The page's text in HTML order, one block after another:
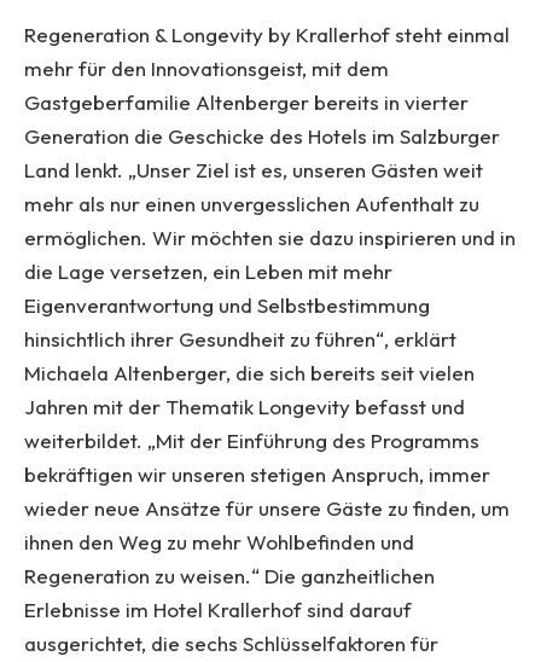
Regeneration & Longevity by Krallerhof steht einmal
mehr für den Innovationsgeist, mit dem
Gastgeberfamilie Altenberger bereits in vierter
Generation die Geschicke des Hotels im Salzburger
Land lenkt. „Unser Ziel ist es, unseren Gästen weit
mehr als nur einen unvergesslichen Aufenthalt zu
ermöglichen. Wir möchten sie dazu inspirieren und in
die Lage versetzen, ein Leben mit mehr
Eigenverantwortung und Selbstbestimmung
hinsichtlich ihrer Gesundheit zu führen“, erklärt
Michaela Altenberger, die sich bereits seit vielen
Jahren mit der Thematik Longevity befasst und
weiterbildet. „Mit der Einführung des Programms
bekräftigen wir unseren stetigen Anspruch, immer
wieder neue Ansätze für unsere Gäste zu finden, um
ihnen den Weg zu mehr Wohlbefinden und
Regeneration zu weisen.“ Die ganzheitlichen
Erlebnisse im Hotel Krallerhof sind darauf
ausgerichtet, die sechs Schlüsselfaktoren für